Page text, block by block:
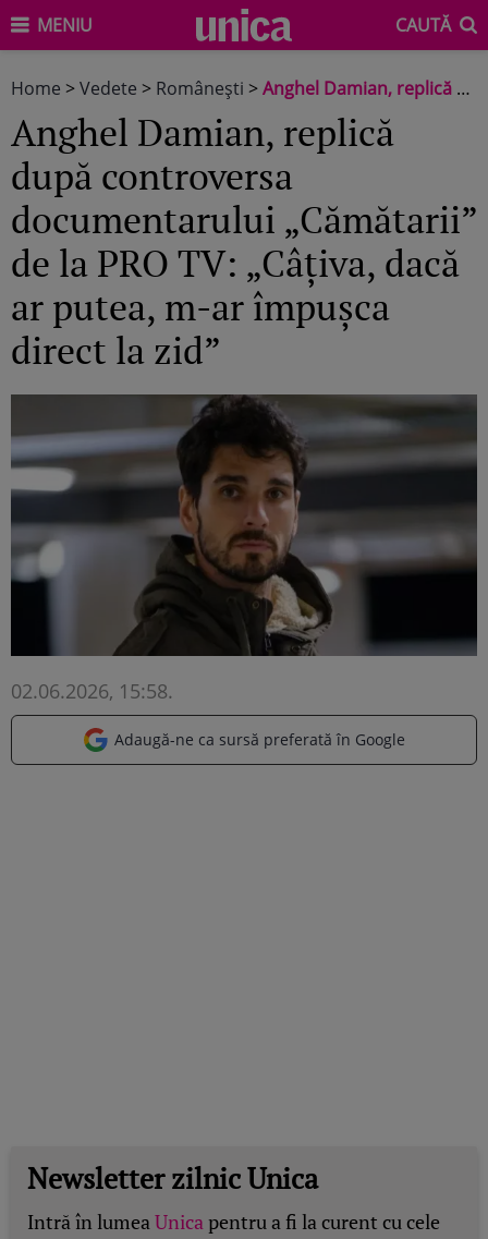
MENIU CAUTĂ
Home >Vedete > Româneşti >Anghel Damian, replică după controversa documentarului „Cămătarii” de la PRO TV: „Câțiva, dacă ar putea, m-ar împușca direct la zid”
Anghel Damian, replică
după controversa
documentarului „Cămătarii”
de la PRO TV: „Câțiva, dacă
ar putea, m-ar împușca
direct la zid”
02.06.2026, 15:58.
Adaugă-ne ca sursă preferată în Google
Newsletter zilnic Unica
Intră în lumeaUnicapentru a fi la curent cu cele